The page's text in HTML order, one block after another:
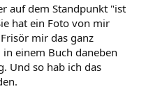
auf dem Standpunkt "ist
hat ein Foto von mir
mir das ganz
einem Buch daneben
Und so hab ich das